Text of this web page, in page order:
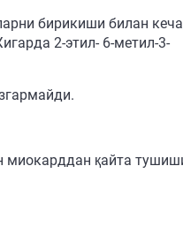
бирикиши билан
2-этил- 6-метил-3-
қайта